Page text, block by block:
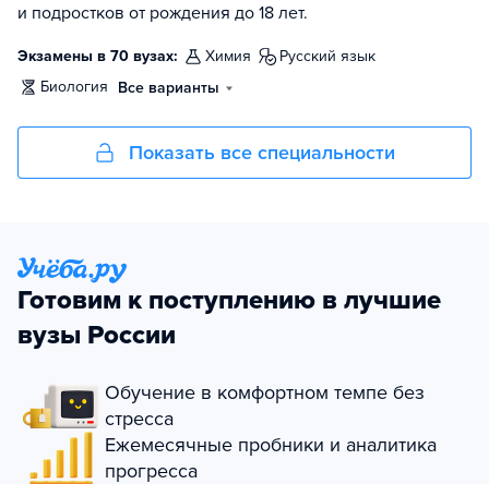
и подростков от рождения до 18 лет.
Экзамены в 70 вузах: химия
русский язык
биология
Все варианты
Показать все специальности
Готовим к поступлению в лучшие
вузы России
Обучение в комфортном темпе без
стресса
Ежемесячные пробники и аналитика
прогресса